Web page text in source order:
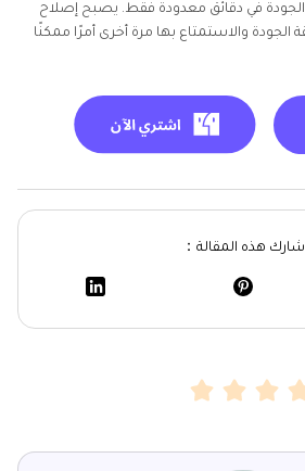
الجودة في دقائق معدودة فقط. يصبح إصلاح
الجودة والاستمتاع بها مرة أخرى أمرًا ممكنًا
شارك هذه المقالة：